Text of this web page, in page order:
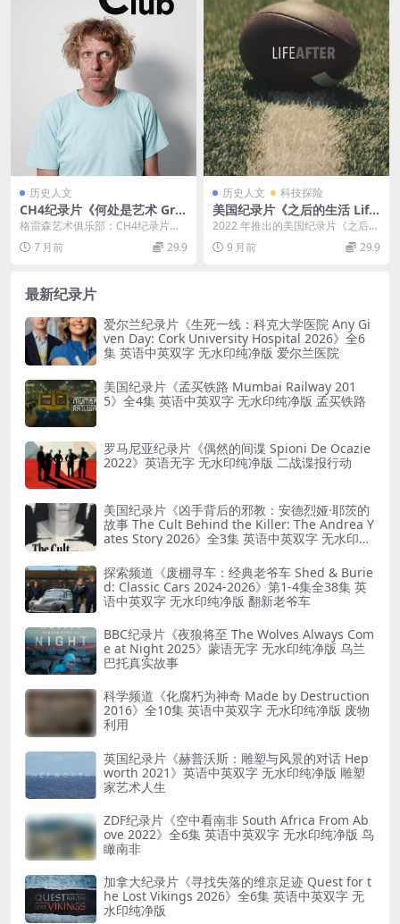
历史人文
CH4纪录片《何处是艺术 Gra
yson’s Art Club 2020》第1-
2季全12集 英语中英双字 无水
印纯净版 1080P/MKV/25.3G
格雷森艺术俱乐部：CH4纪录片
《何处是艺术Grayson’s Art...
7 月前 29.9
历史人文 科技探险
美国纪录片《之后的生活 Life
After 2022》全8集 英语中英
双字 无水印纯净版 1080P/M
KV/8.34G 运动员退役生活
2022 年推出的美国纪录片《之后的
生活》（Life After 2022），以...
9 月前 29.9
最新纪录片
爱尔兰纪录片《生死一线：科克大学医院 Any Gi
ven Day: Cork University Hospital 2026》全6
集 英语中英双字 无水印纯净版 爱尔兰医院
美国纪录片《孟买铁路 Mumbai Railway 201
5》全4集 英语中英双字 无水印纯净版 孟买铁路
罗马尼亚纪录片《偶然的间谍 Spioni De Ocazie
2022》英语无字 无水印纯净版 二战谍报行动
美国纪录片《凶手背后的邪教：安德烈娅·耶茨的
故事 The Cult Behind the Killer: The Andrea Y
ates Story 2026》全3集 英语中英双字 无水印纯
探索频道《废棚寻车：经典老爷车 Shed & Burie
d: Classic Cars 2024-2026》第1-4集全38集 英
语中英双字 无水印纯净版 翻新老爷车
BBC纪录片《夜狼将至 The Wolves Always Com
e at Night 2025》蒙语无字 无水印纯净版 乌兰
巴托真实故事
科学频道《化腐朽为神奇 Made by Destruction
2016》全10集 英语中英双字 无水印纯净版 废物
利用
英国纪录片《赫普沃斯：雕塑与风景的对话 Hep
worth 2021》英语中英双字 无水印纯净版 雕塑
家艺术人生
ZDF纪录片《空中看南非 South Africa From Ab
ove 2022》全6集 英语中英双字 无水印纯净版 鸟
瞰南非
加拿大纪录片《寻找失落的维京足迹 Quest for t
he Lost Vikings 2026》全6集 英语中英双字 无
水印纯净版